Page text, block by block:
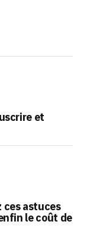
et
ces astuces
le coût de